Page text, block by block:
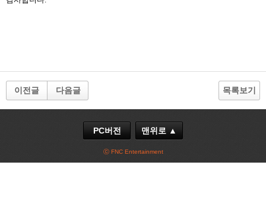
이전글 다음글 목록보기
PC버전 맨위로 ▲
ⓒ FNC Entertainment